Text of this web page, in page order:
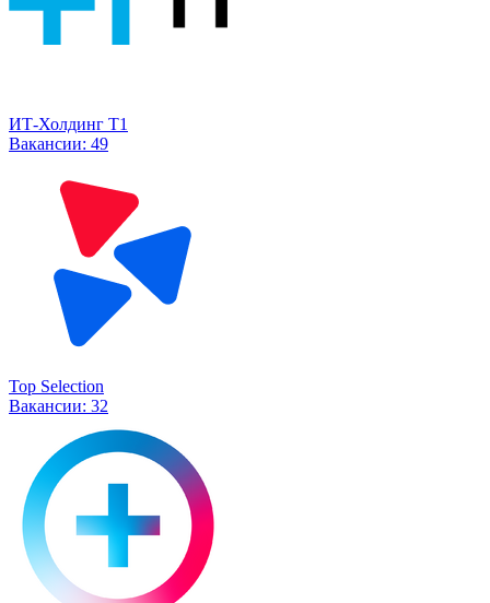
ИТ-Холдинг Т1
Вакансии: 49
Top Selection
Вакансии: 32